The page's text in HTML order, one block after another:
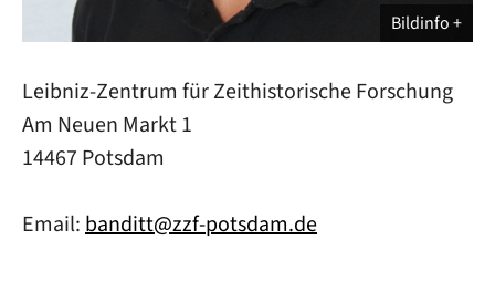
Bildinfo
Leibniz-Zentrum für Zeithistorische Forschung
Am Neuen Markt 1
14467 Potsdam
Email: banditt@zzf-potsdam.de